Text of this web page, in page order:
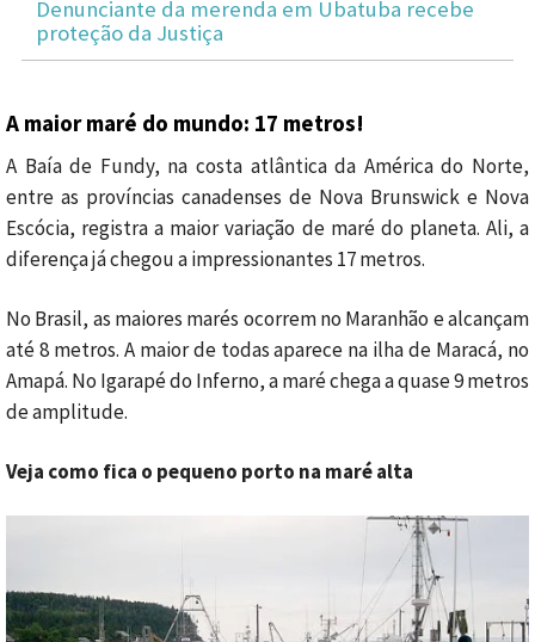
Denunciante da merenda em Ubatuba recebe
proteção da Justiça
A maior maré do mundo: 17 metros!
A Baía de Fundy, na costa atlântica da América do Norte,
entre as províncias canadenses de Nova Brunswick e Nova
Escócia, registra a maior variação de maré do planeta. Ali, a
diferença já chegou a impressionantes 17 metros.
No Brasil, as maiores marés ocorrem no Maranhão e alcançam
até 8 metros. A maior de todas aparece na ilha de Maracá, no
Amapá. No Igarapé do Inferno, a maré chega a quase 9 metros
de amplitude.
Veja como fica o pequeno porto na maré alta